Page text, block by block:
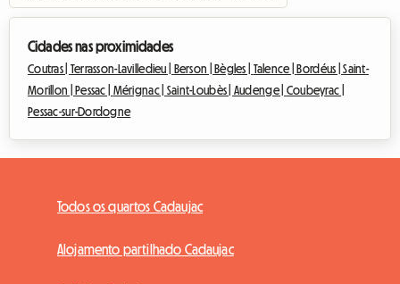
Cidades nas proximidades
Coutras | Terrasson-Lavilledieu | Berson | Bègles | Talence | Bordéus |Saint-
Morillon |
Pessac | Mérignac | Saint-Loubès | Audenge | Coubeyrac |
Pessac-sur-Dordogne
Todos os quartos Cadaujac
Alojamento partilhado Cadaujac